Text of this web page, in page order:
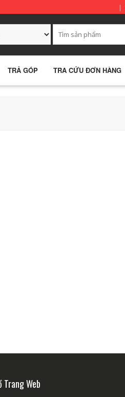
TRẢ GÓP TRA CỨU ĐƠN HÀNG
Trang Web